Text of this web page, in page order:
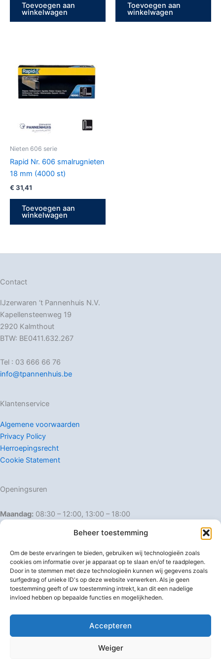
Beheer toestemming
Om de beste ervaringen te bieden, gebruiken wij technologieën zoals
cookies om informatie over je apparaat op te slaan en/of te raadplegen.
Door in te stemmen met deze technologieën kunnen wij gegevens zoals
surfgedrag of unieke ID's op deze website verwerken. Als je geen
toestemming geeft of uw toestemming intrekt, kan dit een nadelige
invloed hebben op bepaalde functies en mogelijkheden.
Accepteren
Weiger
Toevoegen aan
winkelwagen
Toevoegen aan
winkelwagen
Nieten 606 serie
Rapid Nr. 606 smalrugnieten
18 mm (4000 st)
€ 31,41
Toevoegen aan
winkelwagen
Contact
IJzerwaren ‘t Pannenhuis N.V.
Kapellensteenweg 19
2920 Kalmthout
BTW: BE0411.632.267
Tel : 03 666 66 76
info@tpannenhuis.be
Klantenservice
Algemene voorwaarden
Privacy Policy
Herroepingsrecht
Cookie Statement
Openingsuren
Maandag: 08:30 – 12:00, 13:00 – 18:00
Dinsdag:
08:30 – 12:00, 13:00 – 18:00
Donderdag: 08:30 – 12:00, 13:00 – 18:00
Vrijdag: 08:30 – 12:00, 13:00 – 18:00
Zaterdag: 08:30 – 16:00
Zondag: Gesloten